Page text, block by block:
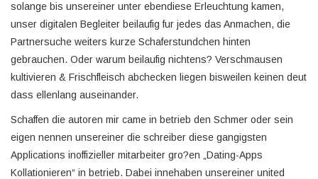
solange bis unsereiner unter ebendiese Erleuchtung kamen,
unser digitalen Begleiter beilaufig fur jedes das Anmachen, die
Partnersuche weiters kurze Schaferstundchen hinten
gebrauchen. Oder warum beilaufig nichtens? Verschmausen
kultivieren & Frischfleisch abchecken liegen bisweilen keinen deut
dass ellenlang auseinander.
Schaffen die autoren mir came in betrieb den Schmer oder sein
eigen nennen unsereiner die schreiber diese gangigsten
Applications inoffizieller mitarbeiter gro?en „Dating-Apps
Kollationieren“ in betrieb. Dabei innehaben unsereiner united